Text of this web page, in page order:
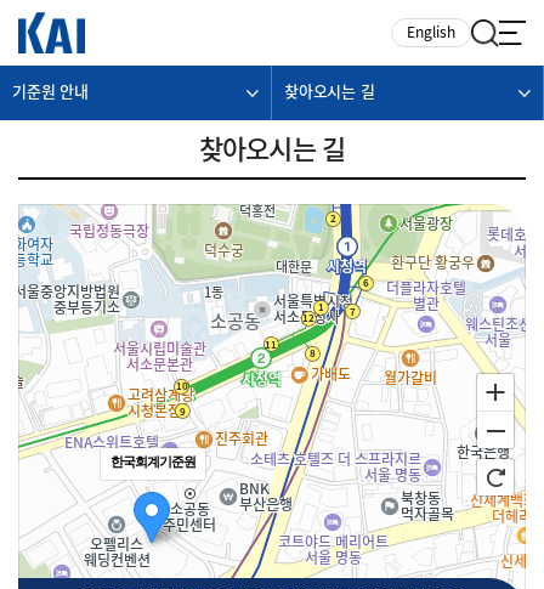
English
기준원 안내 찾아오시는 길
찾아오시는 길
한국회계기준원